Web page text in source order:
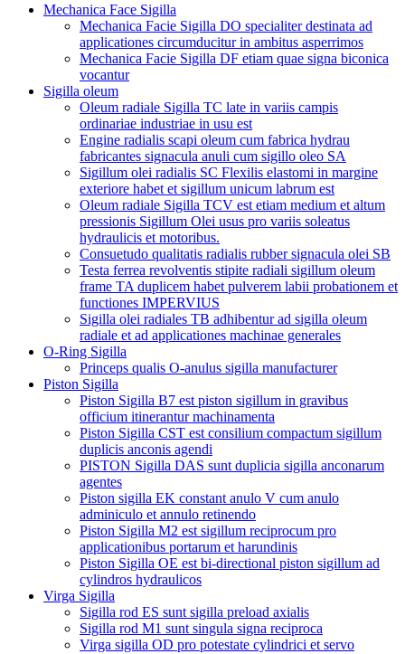
Mechanica Face Sigilla
Mechanica Facie Sigilla DO specialiter destinata ad
applicationes circumducitur in ambitus asperrimos
Mechanica Facie Sigilla DF etiam quae signa biconica
vocantur
Sigilla oleum
Oleum radiale Sigilla TC late in variis campis
ordinariae industriae in usu est
Engine radialis scapi oleum cum fabrica hydrau
fabricantes signacula anuli cum sigillo oleo SA
Sigillum olei radialis SC Flexilis elastomi in margine
exteriore habet et sigillum unicum labrum est
Oleum radiale Sigilla TCV est etiam medium et altum
pressionis Sigillum Olei usus pro variis soleatus
hydraulicis et motoribus.
Consuetudo qualitatis radialis rubber signacula olei SB
Testa ferrea revolventis stipite radiali sigillum oleum
frame TA duplicem habet pulverem labii probationem et
functiones IMPERVIUS
Sigilla olei radiales TB adhibentur ad sigilla oleum
radiale et ad applicationes machinae generales
O-Ring Sigilla
Princeps qualis O-anulus sigilla manufacturer
Piston Sigilla
Piston Sigilla B7 est piston sigillum in gravibus
officium itinerantur machinamenta
Piston Sigilla CST est consilium compactum sigillum
duplicis anconis agendi
PISTON Sigilla DAS sunt duplicia sigilla anconarum
agentes
Piston sigilla EK constant anulo V cum anulo
adminiculo et annulo retinendo
Piston Sigilla M2 est sigillum reciprocum pro
applicationibus portarum et harundinis
Piston Sigilla OE est bi-directional piston sigillum ad
cylindros hydraulicos
Virga Sigilla
Sigilla rod ES sunt sigilla preload axialis
Sigilla rod M1 sunt singula signa reciproca
Virga sigilla OD pro potestate cylindrici et servo